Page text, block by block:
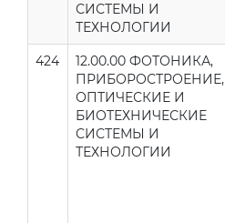
СИСТЕМЫ И
ТЕХНОЛОГИИ
424
12.00.00 ФОТОНИКА,
ПРИБОРОСТРОЕНИЕ,
ОПТИЧЕСКИЕ И
БИОТЕХНИЧЕСКИЕ
СИСТЕМЫ И
ТЕХНОЛОГИИ